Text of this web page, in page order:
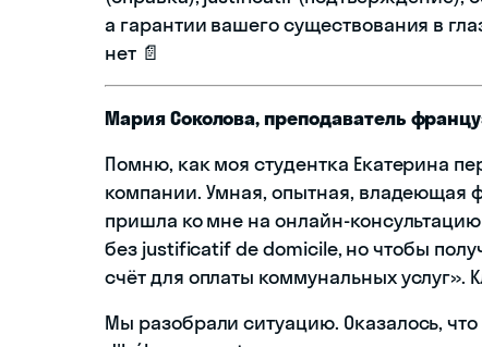
а гарантии вашего существования в
нет 📄
Мария Соколова, преподаватель
Помню, как моя студентка Екатерина
компании. Умная, опытная, владеющая
пришла ко мне на онлайн-
без justificatif de domicile, но чтобы
счёт для оплаты коммунальных услуг».
Мы разобрали ситуацию. Оказалось,